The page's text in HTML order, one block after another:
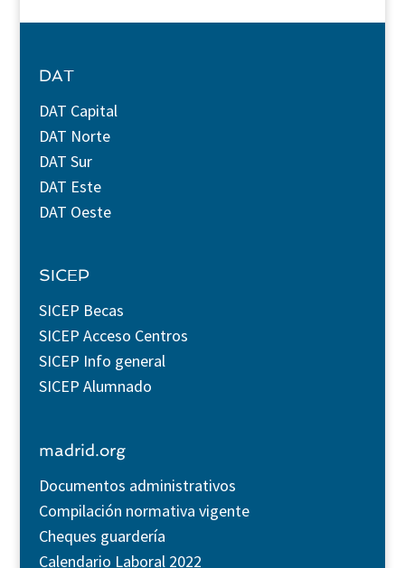
DAT
DAT Capital
DAT Norte
DAT Sur
DAT Este
DAT Oeste
SICEP
SICEP Becas
SICEP Acceso Centros
SICEP Info general
SICEP Alumnado
madrid.org
Documentos administrativos
Compilación normativa vigente
Cheques guardería
Calendario Laboral 2022